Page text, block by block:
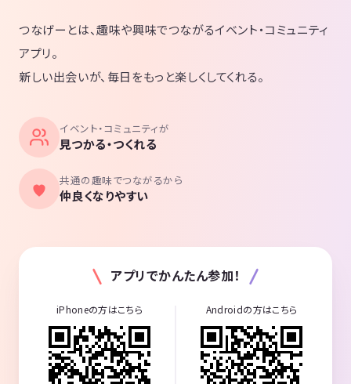
つなげーとは、趣味や興味でつながるイベント・コミュニティ
アプリ。
新しい出会いが、毎日をもっと楽しくしてくれる。
イベント・コミュニティが
見つかる・つくれる
共通の趣味でつながるから
仲良くなりやすい
アプリでかんたん参加！
iPhoneの方はこちら Androidの方はこちら